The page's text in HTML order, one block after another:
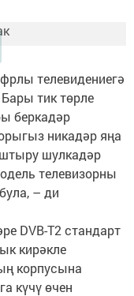
телевидениегә
тик төрле
беркадәр
никадәр яңа
шулкадәр
телевизорны
– ди
DVB-T2 стандарт
кирәкле
корпусына
күчү өчен